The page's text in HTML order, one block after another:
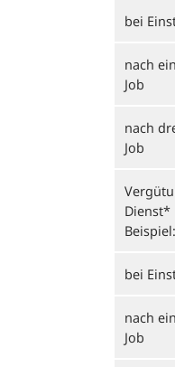
bei
nach
Job
nach
Job
Dienst*
bei
nach
Job